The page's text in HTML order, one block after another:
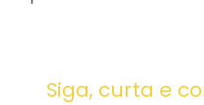
Siga, curta e